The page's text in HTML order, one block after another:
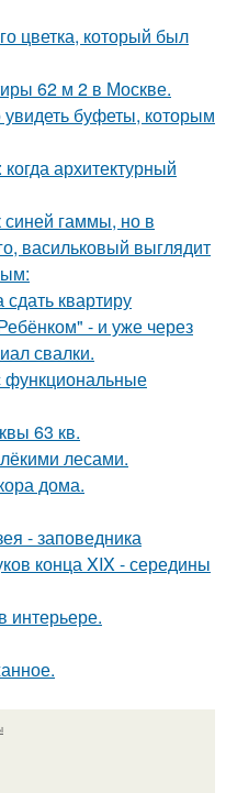
цветка, который был
62 м 2 в Москве.
буфеты, которым
архитектурный
синей гаммы, но в
васильковый выглядит
квартиру
- и уже через
свалки.
функциональные
63 кв.
лесами.
дома.
- заповедника
конца XIX - середины
интерьере.